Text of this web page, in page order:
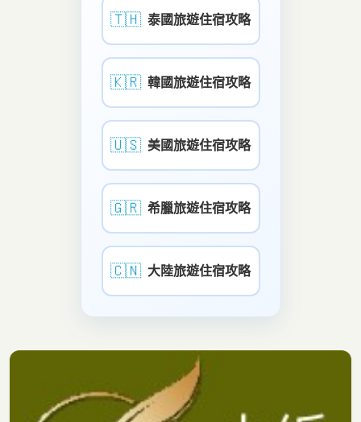
🇹🇭 泰國旅遊住宿攻略
🇰🇷 韓國旅遊住宿攻略
🇺🇸 美國旅遊住宿攻略
🇬🇷 希臘旅遊住宿攻略
🇨🇳 大陸旅遊住宿攻略